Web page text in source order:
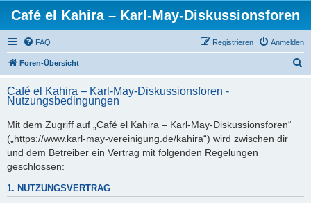
Café el Kahira – Karl-May-Diskussionsforen
FAQ Anmelden
Registrieren
Foren-Übersicht
h
Café el Kahira – Karl-May-Diskussionsforen -
Nutzungsbedingungen
Mit dem Zugriff auf „Café el Kahira – Karl-May-Diskussionsforen“
(„https://www.karl-may-vereinigung.de/kahira“) wird zwischen dir
und dem Betreiber ein Vertrag mit folgenden Regelungen
geschlossen:
1. NUTZUNGSVERTRAG